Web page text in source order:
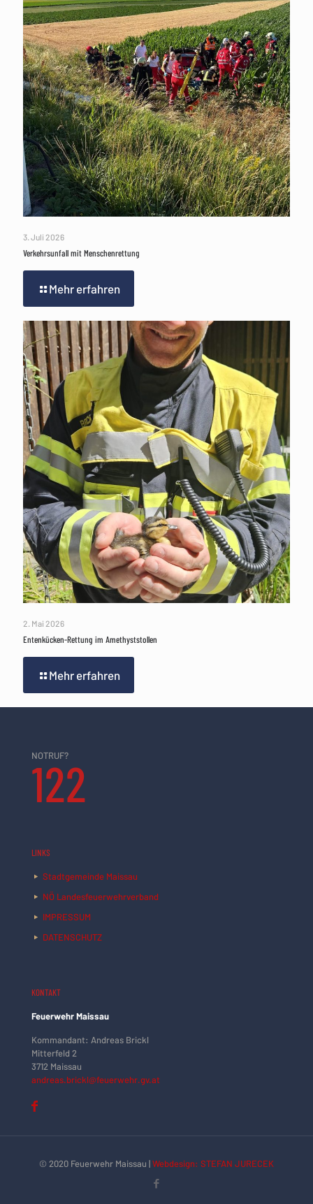
3. Juli 2026
Verkehrsunfall mit Menschenrettung
Mehr erfahren
2. Mai 2026
Entenkücken-Rettung im Amethyststollen
Mehr erfahren
NOTRUF?
122
LINKS
Stadtgemeinde Maissau
NÖ Landesfeuerwehrverband
IMPRESSUM
DATENSCHUTZ
KONTAKT
Feuerwehr Maissau
Kommandant: Andreas Brickl
Mitterfeld 2
3712 Maissau
andreas.brickl@feuerwehr.gv.at
© 2020 Feuerwehr Maissau |Webdesign: STEFAN JURECEK